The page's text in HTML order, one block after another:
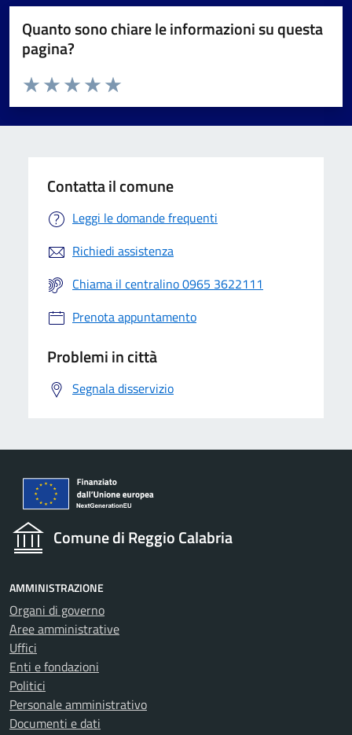
Quanto sono chiare le informazioni su questa
pagina?
Valuta da 1 a 5 stelle la pagina
Valuta 5 stelle su 5
Valuta 4 stelle su 5
Valuta 3 stelle su 5
Valuta 2 stelle su 5
Valuta 1 stelle su 5
Contatta il comune
Leggi le domande frequenti
Richiedi assistenza
Chiama il centralino 0965 3622111
Prenota appuntamento
Problemi in città
Segnala disservizio
Comune di Reggio Calabria
AMMINISTRAZIONE
Organi di governo
Aree amministrative
Uffici
Enti e fondazioni
Politici
Personale amministrativo
Documenti e dati